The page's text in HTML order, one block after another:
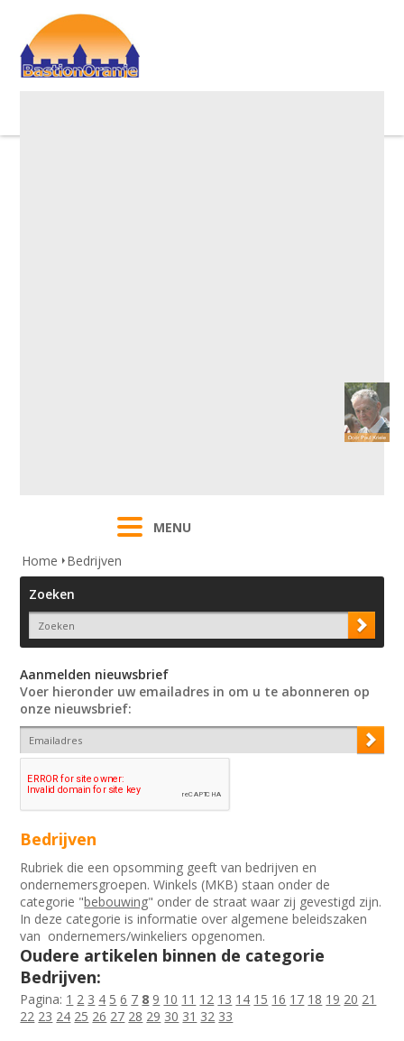
MENU
Home
Bedrijven
Zoeken
Aanmelden nieuwsbrief
Voer hieronder uw emailadres in om u te abonneren op
onze nieuwsbrief:
Bedrijven
Rubriek die een opsomming geeft van bedrijven en
ondernemersgroepen. Winkels (MKB) staan onder de
categorie "bebouwing" onder de straat waar zij gevestigd zijn.
In deze categorie is informatie over algemene beleidszaken
van ondernemers/winkeliers opgenomen.
Oudere artikelen binnen de categorie
Bedrijven:
Pagina: 1 2 3 4 5 6 7 8 9 10 11 12 13 14 15 16 17 18 19 20 21
22 23 24 25 26 27 28 29 30 31 32 33